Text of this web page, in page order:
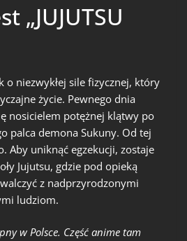
„JUJUTSU
o niezwykłej sile fizycznej, który
życie. Pewnego dnia
nosicielem potężnej klątwy po
palca demona Sukuny. Od tej
Aby uniknąć egzekucji, zostaje
Jujutsu, gdzie pod opieką
z nadprzyrodzonymi
ludziom.
w Polsce. Część anime tam